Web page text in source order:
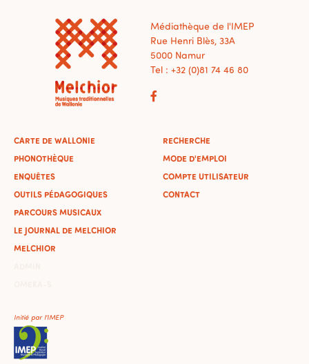
Médiathèque de l'IMEP
Rue Henri Blès, 33A
5000 Namur
Tel : +32 (0)81 74 46 80
CARTE DE WALLONIE
PHONOTHÈQUE
ENQUÊTES
OUTILS PÉDAGOGIQUES
PARCOURS MUSICAUX
LE JOURNAL DE MELCHIOR
MELCHIOR
RECHERCHE
MODE D'EMPLOI
COMPTE UTILISATEUR
CONTACT
Initié par l'IMEP